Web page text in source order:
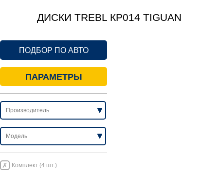
ДИСКИ TREBL КР014 TIGUAN
ПОДБОР ПО АВТО
ПАРАМЕТРЫ
Комплект (4 шт.)